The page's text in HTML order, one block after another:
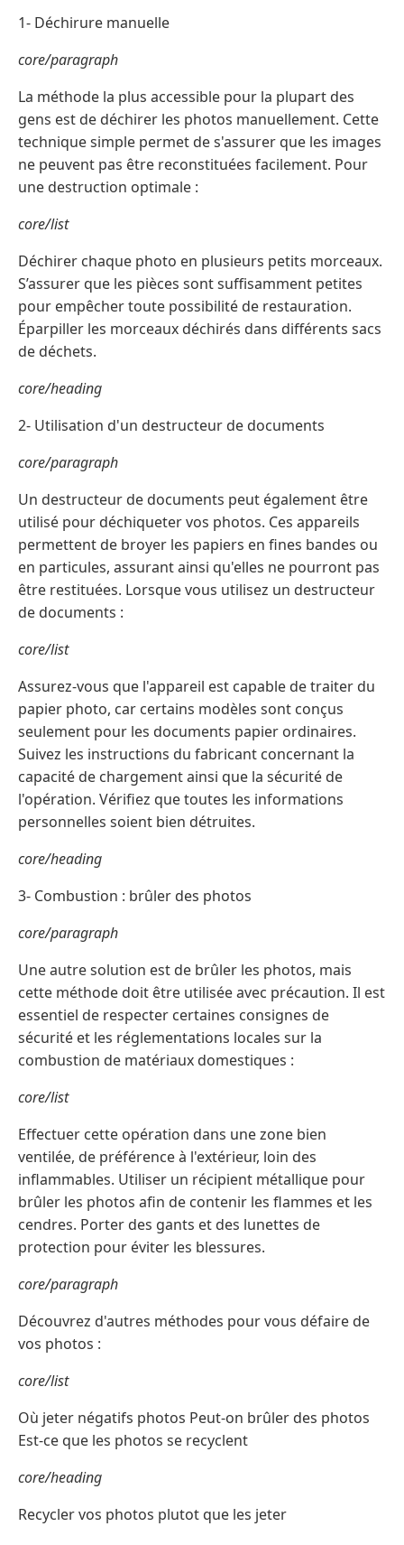
1- Déchirure manuelle
core/paragraph
La méthode la plus accessible pour la plupart des
gens est de déchirer les photos manuellement. Cette
technique simple permet de s'assurer que les images
ne peuvent pas être reconstituées facilement. Pour
une destruction optimale :
core/list
Déchirer chaque photo en plusieurs petits morceaux.
S’assurer que les pièces sont suffisamment petites
pour empêcher toute possibilité de restauration.
Éparpiller les morceaux déchirés dans différents sacs
de déchets.
core/heading
2- Utilisation d'un destructeur de documents
core/paragraph
Un destructeur de documents peut également être
utilisé pour déchiqueter vos photos. Ces appareils
permettent de broyer les papiers en fines bandes ou
en particules, assurant ainsi qu'elles ne pourront pas
être restituées. Lorsque vous utilisez un destructeur
de documents :
core/list
Assurez-vous que l'appareil est capable de traiter du
papier photo, car certains modèles sont conçus
seulement pour les documents papier ordinaires.
Suivez les instructions du fabricant concernant la
capacité de chargement ainsi que la sécurité de
l'opération. Vérifiez que toutes les informations
personnelles soient bien détruites.
core/heading
3- Combustion : brûler des photos
core/paragraph
Une autre solution est de brûler les photos, mais
cette méthode doit être utilisée avec précaution. Il est
essentiel de respecter certaines consignes de
sécurité et les réglementations locales sur la
combustion de matériaux domestiques :
core/list
Effectuer cette opération dans une zone bien
ventilée, de préférence à l'extérieur, loin des
inflammables. Utiliser un récipient métallique pour
brûler les photos afin de contenir les flammes et les
cendres. Porter des gants et des lunettes de
protection pour éviter les blessures.
core/paragraph
Découvrez d'autres méthodes pour vous défaire de
vos photos :
core/list
Où jeter négatifs photos Peut-on brûler des photos
Est-ce que les photos se recyclent
core/heading
Recycler vos photos plutot que les jeter